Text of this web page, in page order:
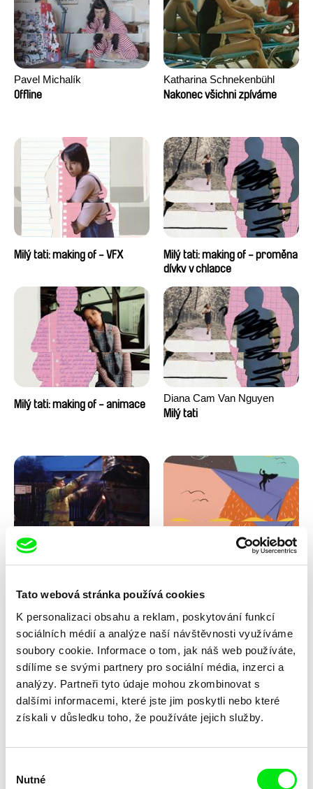
Tato webová stránka používá cookies
K personalizaci obsahu a reklam, poskytování funkcí
sociálních médií a analýze naší návštěvnosti využíváme
soubory cookie. Informace o tom, jak náš web používáte,
sdílíme se svými partnery pro sociální média, inzerci a
analýzy. Partneři tyto údaje mohou zkombinovat s
dalšími informacemi, které jste jim poskytli nebo které
získali v důsledku toho, že používáte jejich služby.
souhlasu
Nutné
Pavel Michalík
Offline
Katharina Schnekenbühl
Nakonec všichni zpíváme
Milý tati: making of - VFX
Milý tati: making of - proměna
dívky v chlapce
Milý tati: making of - animace
Diana Cam Van Nguyen
Milý tati
Kryštof Zvolánek
Laila Pakalniņa